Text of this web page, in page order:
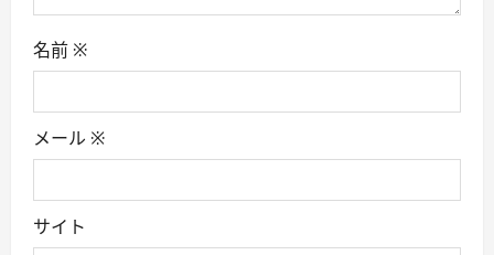
名前 ※
メール ※
サイト